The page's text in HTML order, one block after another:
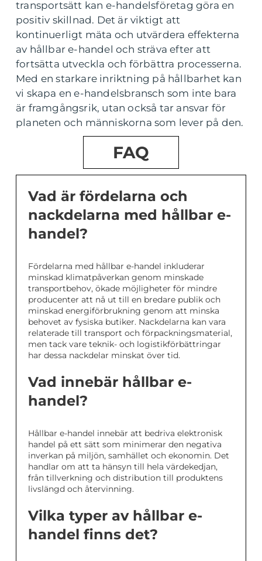
transportsätt kan e-handelsföretag göra en
positiv skillnad. Det är viktigt att
kontinuerligt mäta och utvärdera effekterna
av hållbar e-handel och sträva efter att
fortsätta utveckla och förbättra processerna.
Med en starkare inriktning på hållbarhet kan
vi skapa en e-handelsbransch som inte bara
är framgångsrik, utan också tar ansvar för
planeten och människorna som lever på den.
FAQ
Vad är fördelarna och
nackdelarna med hållbar e-
handel?
Fördelarna med hållbar e-handel inkluderar
minskad klimatpåverkan genom minskade
transportbehov, ökade möjligheter för mindre
producenter att nå ut till en bredare publik och
minskad energiförbrukning genom att minska
behovet av fysiska butiker. Nackdelarna kan vara
relaterade till transport och förpackningsmaterial,
men tack vare teknik- och logistikförbättringar
har dessa nackdelar minskat över tid.
Vad innebär hållbar e-
handel?
Hållbar e-handel innebär att bedriva elektronisk
handel på ett sätt som minimerar den negativa
inverkan på miljön, samhället och ekonomin. Det
handlar om att ta hänsyn till hela värdekedjan,
från tillverkning och distribution till produktens
livslängd och återvinning.
Vilka typer av hållbar e-
handel finns det?